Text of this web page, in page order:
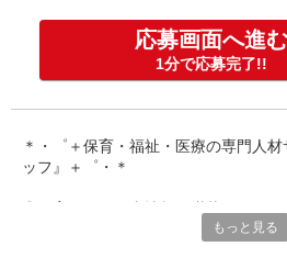
※試用期間なし
※雇用期間の定めあり
※給与幅は経験・能力による
応募画面へ進む
1分で応募完了!!
＊・゜＋保育・福祉・医療の専門人
ッフ』＋゜・＊
保育専門の人材サービスをしている
もっと見る